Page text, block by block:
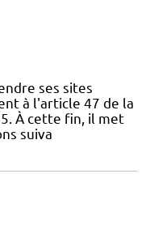
ses sites
à l'article 47 de la
À cette fin, il met
suiva